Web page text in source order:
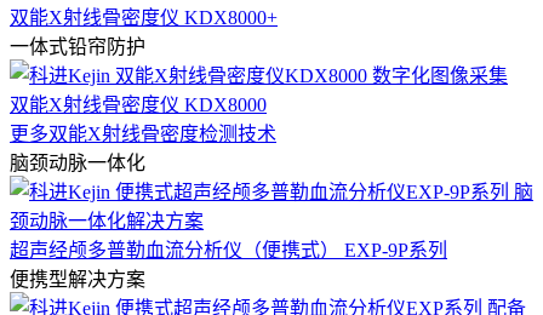
双能X射线骨密度仪 KDX8000+
一体式铅帘防护
双能X射线骨密度仪 KDX8000
更多双能X射线骨密度检测技术
脑颈动脉一体化
超声经颅多普勒血流分析仪（便携式） EXP-9P系列
便携型解决方案